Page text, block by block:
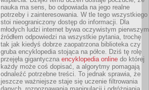
nauka ma sens, bo odpowiada na jego realne
potrzeby i zainteresowania. W tle tego wszystkiego
stoi nieograniczony dostęp do informacji. Dla
młodych ludzi internet bywa oczywistym pierwszym
źródłem odpowiedzi na wszystkie pytania, trochę
tak jak kiedyś dobrze zaopatrzona biblioteka czy
gruba encyklopedia stojąca na półce. Dziś tę rolę
przejęła gigantyczna encyklopedia online do której
każdy może coś dopisać, a algorytmy pomagają
odnaleźć potrzebne treści. To jednak sprawia, że
jeszcze ważniejsze staje się uczenie filtrowania